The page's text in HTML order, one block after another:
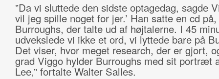
”Da vi sluttede den sidste optagedag, sagde
vil jeg spille noget for jer.’ Han satte en cd
Burroughs, der talte ud af højtalerne. I 45
udvekslede vi ikke et ord, vi lyttede bare på
Det viser, hvor meget research, der er gjort,
grad Viggo hylder Burroughs med sit portræt
Lee,” fortalte Walter Salles.